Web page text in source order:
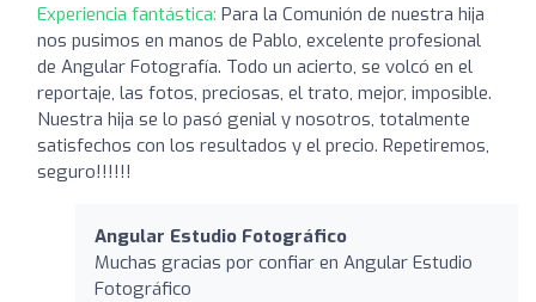
Experiencia fantástica: Para la Comunión de nuestra hija
nos pusimos en manos de Pablo, excelente profesional
de Angular Fotografía. Todo un acierto, se volcó en el
reportaje, las fotos, preciosas, el trato, mejor, imposible.
Nuestra hija se lo pasó genial y nosotros, totalmente
satisfechos con los resultados y el precio. Repetiremos,
seguro!!!!!!
Angular Estudio Fotográfico
Muchas gracias por confiar en Angular Estudio
Fotográfico